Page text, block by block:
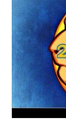
ex fidanzata di
ancora arrivati
CLICCA QUI